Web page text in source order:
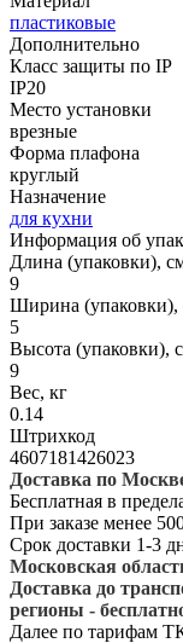
пластиковые
Дополнительно
Класс защиты по IP
IP20
Место установки
врезные
Форма плафона
круглый
Назначение
для кухни
Информация об
Длина (упаковки),
9
Ширина (упаковки),
5
Высота (упаковки),
9
Вес, кг
0.14
Штрихкод
4607181426023
Доставка по
Бесплатная в
При заказе менее
Срок доставки 1-3
Московская
Доставка до
регионы -
Далее по тарифам